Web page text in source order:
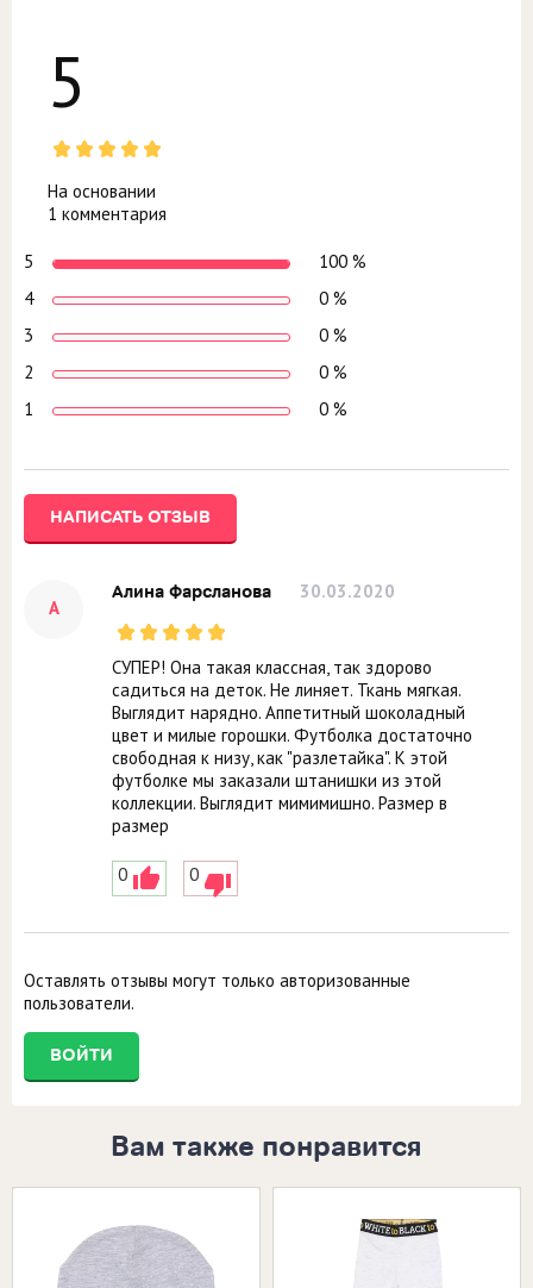
5
На основании
1 комментария
5
100 %
4
0 %
3
0 %
2
0 %
1
0 %
НАПИСАТЬ ОТЗЫВ
А
Алина Фарсланова 30.03.2020
СУПЕР! Она такая классная, так здорово
садиться на деток. Не линяет. Ткань мягкая.
Выглядит нарядно. Аппетитный шоколадный
цвет и милые горошки. Футболка достаточно
свободная к низу, как "разлетайка". К этой
футболке мы заказали штанишки из этой
коллекции. Выглядит мимимишно. Размер в
размер
0 0
Оставлять отзывы могут только авторизованные
пользователи.
ВОЙТИ
Вам также понравится